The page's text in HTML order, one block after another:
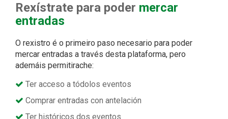
Rexístrate para poder mercar
entradas
O rexistro é o primeiro paso necesario para poder
mercar entradas a través desta plataforma, pero
ademáis permitirache:
Ter acceso a tódolos eventos
Comprar entradas con antelación
Ter históricos dos eventos